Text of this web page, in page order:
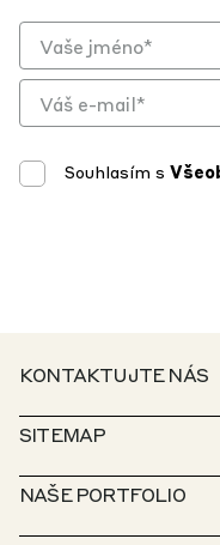
Souhlasím s
KONTAKTUJTE NÁS
KONTAKT
TECHNICKÁ PODPORA
SITEMAP
VYHLEDÁVAČ
UDRŽITELNOST
NAŠE PORTFOLIO